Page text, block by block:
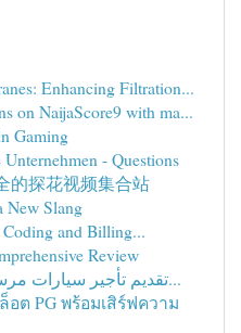
Enhancing Filtration...
on NaijaScore9 with ma...
Gaming
- Questions
的探花视频集合站
New Slang
and Billing...
Review
تقديم تأجير سيارات مرسيدس الفاخرة بس سائ...
ต PG พร้อมเสิร์ฟความ